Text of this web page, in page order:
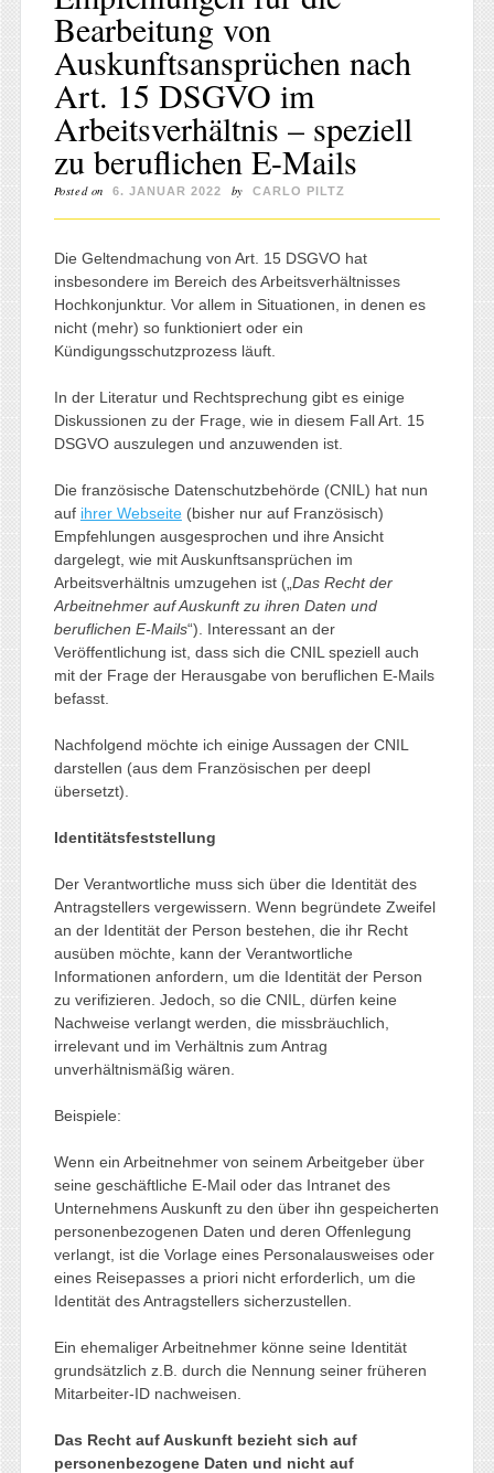
Bearbeitung von
Auskunftsansprüchen nach
Art. 15 DSGVO im
Arbeitsverhältnis – speziell
zu beruflichen E-Mails
Posted on 6. JANUAR 2022 by CARLO PILTZ
Die Geltendmachung von Art. 15 DSGVO hat
insbesondere im Bereich des Arbeitsverhältnisses
Hochkonjunktur. Vor allem in Situationen, in denen es
nicht (mehr) so funktioniert oder ein
Kündigungsschutzprozess läuft.
In der Literatur und Rechtsprechung gibt es einige
Diskussionen zu der Frage, wie in diesem Fall Art. 15
DSGVO auszulegen und anzuwenden ist.
Die französische Datenschutzbehörde (CNIL) hat nun
auf ihrer Webseite(bisher nur auf Französisch)
Empfehlungen ausgesprochen und ihre Ansicht
dargelegt, wie mit Auskunftsansprüchen im
Arbeitsverhältnis umzugehen ist („ Das Recht der
Arbeitnehmer auf Auskunft zu ihren Daten und
beruflichen E-Mails“). Interessant an der
Veröffentlichung ist, dass sich die CNIL speziell auch
mit der Frage der Herausgabe von beruflichen E-Mails
befasst.
Nachfolgend möchte ich einige Aussagen der CNIL
darstellen (aus dem Französischen per deepl
übersetzt).
Identitätsfeststellung
Der Verantwortliche muss sich über die Identität des
Antragstellers vergewissern. Wenn begründete Zweifel
an der Identität der Person bestehen, die ihr Recht
ausüben möchte, kann der Verantwortliche
Informationen anfordern, um die Identität der Person
zu verifizieren. Jedoch, so die CNIL, dürfen keine
Nachweise verlangt werden, die missbräuchlich,
irrelevant und im Verhältnis zum Antrag
unverhältnismäßig wären.
Beispiele:
Wenn ein Arbeitnehmer von seinem Arbeitgeber über
seine geschäftliche E-Mail oder das Intranet des
Unternehmens Auskunft zu den über ihn gespeicherten
personenbezogenen Daten und deren Offenlegung
verlangt, ist die Vorlage eines Personalausweises oder
eines Reisepasses a priori nicht erforderlich, um die
Identität des Antragstellers sicherzustellen.
Ein ehemaliger Arbeitnehmer könne seine Identität
grundsätzlich z.B. durch die Nennung seiner früheren
Mitarbeiter-ID nachweisen.
Das Recht auf Auskunft bezieht sich auf
personenbezogene Daten und nicht auf